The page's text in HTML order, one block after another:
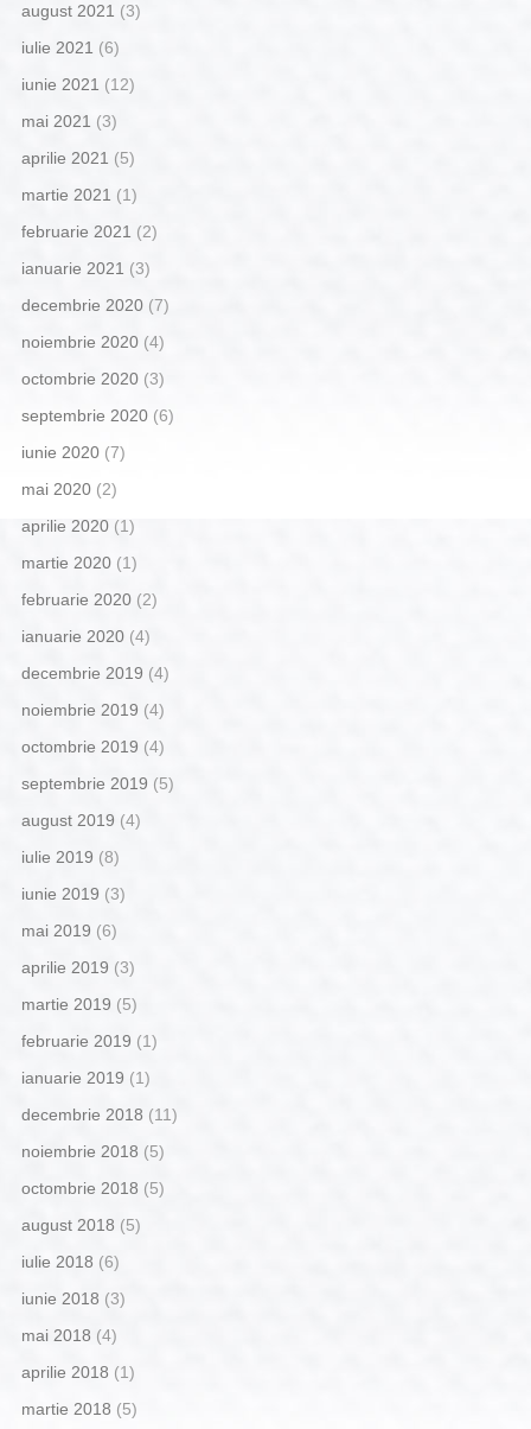
august 2021 (3)
iulie 2021 (6)
iunie 2021 (12)
mai 2021 (3)
aprilie 2021 (5)
martie 2021 (1)
februarie 2021 (2)
ianuarie 2021 (3)
decembrie 2020(7)
noiembrie 2020(4)
octombrie 2020(3)
septembrie 2020(6)
iunie 2020(7)
mai 2020(2)
aprilie 2020(1)
martie 2020(1)
februarie 2020(2)
ianuarie 2020(4)
decembrie 2019 (4)
noiembrie 2019 (4)
octombrie 2019 (4)
septembrie 2019 (5)
august 2019 (4)
iulie 2019 (8)
iunie 2019 (3)
mai 2019 (6)
aprilie 2019 (3)
martie 2019 (5)
februarie 2019 (1)
ianuarie 2019 (1)
decembrie 2018 (11)
noiembrie 2018 (5)
octombrie 2018 (5)
august 2018 (5)
iulie 2018 (6)
iunie 2018 (3)
mai 2018 (4)
aprilie 2018 (1)
martie 2018 (5)